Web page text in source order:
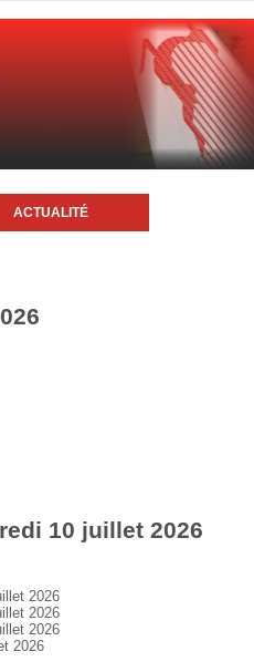
ACTUALITÉ
10 juillet 2026
2026
2026
2026
2026